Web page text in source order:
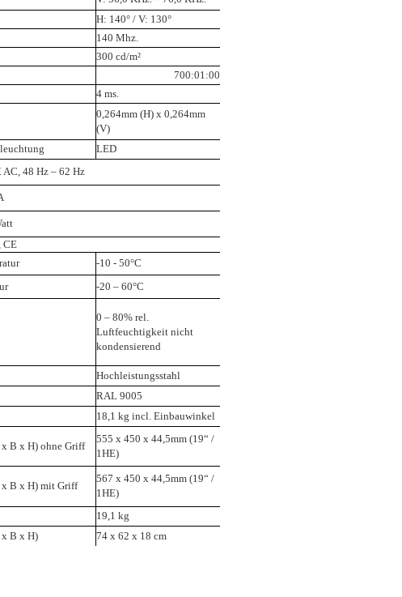
H: 140° / V: 130°
140 Mhz.
300 cd/m²
700:01:00
4 ms.
0,264mm (H) x 0,264mm
(V)
LED
AC, 48 Hz – 62 Hz
CE
-10 - 50°C
-20 – 60°C
0 – 80% rel.
Luftfeuchtigkeit nicht
kondensierend
Hochleistungsstahl
RAL 9005
18,1 kg incl. Einbauwinkel
B x H) ohne Griff
555 x 450 x 44,5mm (19“ /
1HE)
x B x H) mit Griff
567 x 450 x 44,5mm (19“ /
1HE)
19,1 kg
x B x H)
74 x 62 x 18 cm